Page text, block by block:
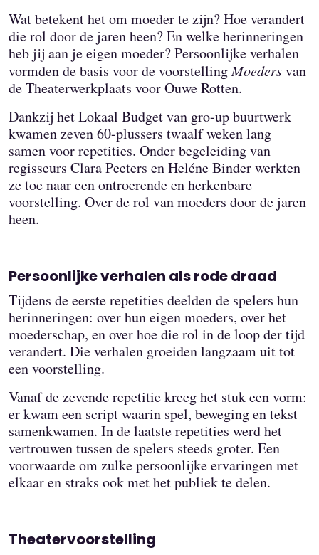
Wat betekent het om moeder te zijn? Hoe verandert
die rol door de jaren heen? En welke herinneringen
heb jij aan je eigen moeder? Persoonlijke verhalen
vormden de basis voor de voorstellingMoedersvan
de Theaterwerkplaats voor Ouwe Rotten.
Dankzij het Lokaal Budget van gro-up buurtwerk
kwamen zeven 60-plussers twaalf weken lang
samen voor repetities. Onder begeleiding van
regisseurs Clara Peeters en Heléne Binder werkten
ze toe naar een ontroerende en herkenbare
voorstelling. Over de rol van moeders door de jaren
heen.
Persoonlijke verhalen als rode draad
Tijdens de eerste repetities deelden de spelers hun
herinneringen: over hun eigen moeders, over het
moederschap, en over hoe die rol in de loop der tijd
verandert. Die verhalen groeiden langzaam uit tot
een voorstelling.
Vanaf de zevende repetitie kreeg het stuk een vorm:
er kwam een script waarin spel, beweging en tekst
samenkwamen. In de laatste repetities werd het
vertrouwen tussen de spelers steeds groter. Een
voorwaarde om zulke persoonlijke ervaringen met
elkaar en straks ook met het publiek te delen.
Theatervoorstelling